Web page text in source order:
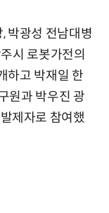
박광성 전남대병
시 로봇가전의
하고 박재일 한
원과 박우진 광
제자로 참여했